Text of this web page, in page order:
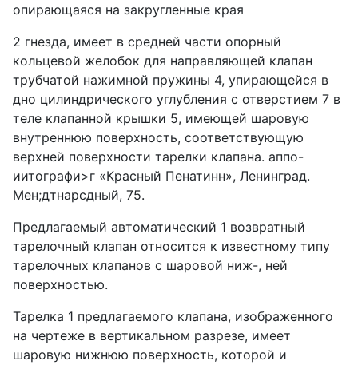
опирающаяся на закругленные края
2 гнезда, имеет в средней части опорный
кольцевой желобок для направляющей клапан
трубчатой нажимной пружины 4, упирающейся в
дно цилиндрического углубления с отверстием 7 в
теле клапанной крышки 5, имеющей шаровую
внутреннюю поверхность, соответствующую
верхней поверхности тарелки клапана. аппо-
иитографи>г «Красный Пенатинн», Ленинград.
Мен;дтнарсдный, 75.
Предлагаемый автоматический 1 возвратный
тарелочный клапан относится к известному типу
тарелочных клапанов с шаровой ниж-, ней
поверхностью.
Тарелка 1 предлагаемого клапана, изображенного
на чертеже в вертикальном разрезе, имеет
шаровую нижнюю поверхность, которой и